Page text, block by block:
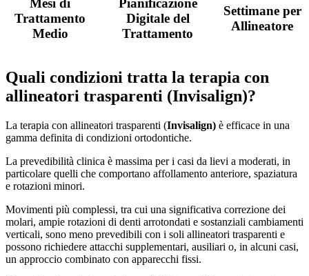
Mesi di
Trattamento
Medio
Pianificazione
Digitale del
Trattamento
Settimane per
Allineatore
Quali condizioni tratta la terapia con
allineatori trasparenti (Invisalign)?
La terapia con allineatori trasparenti (Invisalign) è efficace in una
gamma definita di condizioni ortodontiche.
La prevedibilità clinica è massima per i casi da lievi a moderati, in
particolare quelli che comportano affollamento anteriore, spaziatura
e rotazioni minori.
Movimenti più complessi, tra cui una significativa correzione dei
molari, ampie rotazioni di denti arrotondati e sostanziali cambiamenti
verticali, sono meno prevedibili con i soli allineatori trasparenti e
possono richiedere attacchi supplementari, ausiliari o, in alcuni casi,
un approccio combinato con apparecchi fissi.